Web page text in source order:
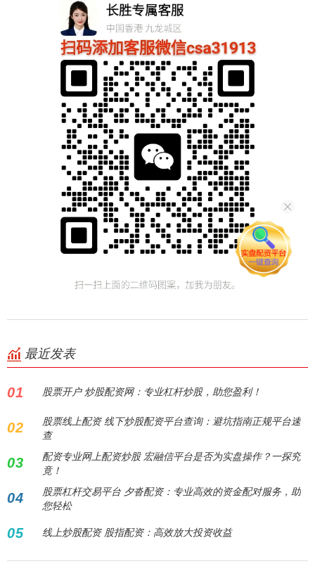
最近发表
01 股票开户 炒股配资网：专业杠杆炒股，助您盈利！
02
股票线上配资 线下炒股配资平台查询：避坑指南正规平台速
查
03
配资专业网上配资炒股 宏融信平台是否为实盘操作？一探究
竟！
04
股票杠杆交易平台 夕沓配资：专业高效的资金配对服务，助
您轻松
05 线上炒股配资 股指配资：高效放大投资收益